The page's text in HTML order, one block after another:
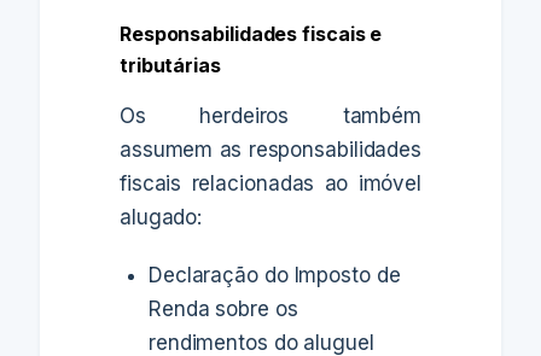
Responsabilidades fiscais e
tributárias
Os herdeiros também
assumem as responsabilidades
fiscais relacionadas ao imóvel
alugado:
Declaração do Imposto de
Renda sobre os
rendimentos do aluguel